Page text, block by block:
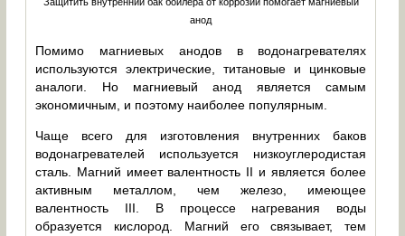
анод
Помимо магниевых анодов в водонагревателях
используются электрические, титановые и цинковые
аналоги. Но магниевый анод является самым
экономичным, и поэтому наиболее популярным.
Чаще всего для изготовления внутренних баков
водонагревателей используется низкоуглеродистая
сталь. Магний имеет валентность II и является более
активным металлом, чем железо, имеющее
валентность III. В процессе нагревания воды
образуется кислород. Магний его связывает, тем